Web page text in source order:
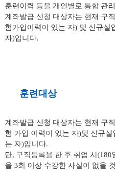
훈련이력 등을 개인별로 통합 관
계좌발급 신청 대상자는 현재 구
험가입이력이 있는 자) 및 신규실
자)입니다.
훈련대상
계좌발급 신청 대상자는 현재 구
험 가입 이력이 있는 자)및 신규
는 자)입니다.
단, 구직등록을 한 후 취업 시(180
을 3회 이상 수강한 사실이 없을 것